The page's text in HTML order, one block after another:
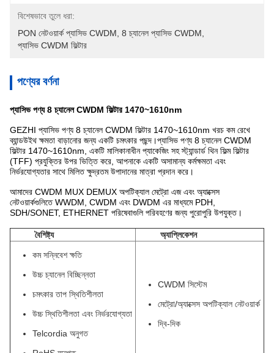
বিশেষভাবে তুলে ধরা:
PON নেটওয়ার্ক প্যাসিভ CWDM 8 চ্যানেল প্যাসিভ CWDM
প্যাসিভ CWDM ফিল্টার
পণ্যের বর্ণনা
প্যাসিভ পণ্য 8 চ্যানেল CWDM ফিল্টার 1470~1610nm
GEZHI প্যাসিভ পণ্য 8 চ্যানেল CWDM ফিল্টার 1470~1610nm খরচ কম রেখে
ব্যান্ডউইথ ক্ষমতা বাড়ানোর জন্য একটি চমৎকার পছন্দ।প্যাসিভ পণ্য 8 চ্যানেল CWDM
ফিল্টার 1470~1610nm, একটি মালিকানাধীন প্যাকেজিং সহ স্ট্যান্ডার্ড থিন ফিল্ম ফিল্টার
(TFF) প্রযুক্তির উপর ভিত্তি করে, আপনাকে একটি অসামান্য কর্মক্ষমতা এবং
নির্ভরযোগ্যতার সাথে মিলিত ক্ষুদ্রতম উপাদানের মাত্রা প্রদান করে।
আমাদের CWDM MUX DEMUX অপটিক্যাল মেট্রো এজ এবং অ্যাক্সেস
নেটওয়ার্কগুলিতে WWDM, CWDM এবং DWDM এর মাধ্যমে PDH,
SDH/SONET, ETHERNET পরিষেবাগুলি পরিবহণের জন্য পুরোপুরি উপযুক্ত।
বৈশিষ্ট্য অ্যাপ্লিকেশন
কম সন্নিবেশ ক্ষতি
উচ্চ চ্যানেল বিচ্ছিন্নতা
চমৎকার তাপ স্থিতিশীলতা
উচ্চ স্থিতিশীলতা এবং নির্ভরযোগ্যতা
Telcordia অনুগত
CWDM সিস্টেম
মেট্রো/অ্যাক্সেস অপটিক্যাল নেটওয়ার্ক
দ্বি-দিক